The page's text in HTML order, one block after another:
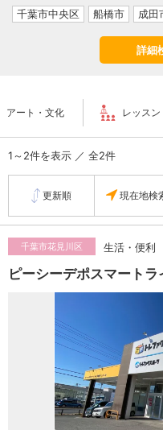
千葉市中央区 船橋市 成田
詳細
アート・文化 レッスン
1～2件を表示 ／ 全2件
更新順 現在地検
千葉市花見川区 生活・便利
ピーシーデポスマート